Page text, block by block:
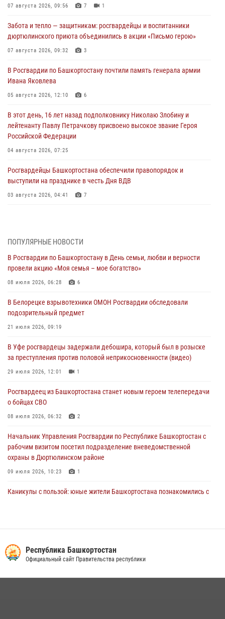
07 августа 2026, 09:56 7 1
Забота и тепло — защитникам: росгвардейцы и воспитанники
дюртюлинского приюта объединились в акции «Письмо герою»
07 августа 2026, 09:32 3
В Росгвардии по Башкортостану почтили память генерала армии
Ивана Яковлева
05 августа 2026, 12:10 6
В этот день, 16 лет назад подполковнику Николаю Злобину и
лейтенанту Павлу Петрачкову присвоено высокое звание Героя
Российской Федерации
04 августа 2026, 07:25
Росгвардейцы Башкортостана обеспечили правопорядок и
выступили на празднике в честь Дня ВДВ
03 августа 2026, 04:41 7
03 августа 2026, 04:30 8
В Башкирии росгвардейцы провели волейбольный турнир на
открытом воздухе
03 августа 2026, 04:29
В Уфе росгвардейцы по горячим следам задержали
подозреваемого в открытом хищении из аптеки (видео)
03 августа 2026, 04:15
Начальник отделения учёта и комплектования Росгвардии
Башкортостана ответил на вопросы граждан
30 июля 2026, 12:54
В Уфе росгвардецы задержали дебошира, который был в розыске
за преступления против половой неприкосновенности (видео)
29 июля 2026, 12:01 1
ПОПУЛЯРНЫЕ НОВОСТИ
В Росгвардии по Башкортостану в День семьи, любви и верности
провели акцию «Моя семья – мое богатство»
08 июля 2026, 06:28 6
В Белорецке взрывотехники ОМОН Росгвардии обследовали
подозрительный предмет
21 июля 2026, 09:19
В Уфе росгвардецы задержали дебошира, который был в розыске
за преступления против половой неприкосновенности (видео)
29 июля 2026, 12:01 1
Росгвардеец из Башкортостана станет новым героем телепередачи
о бойцах СВО
08 июля 2026, 06:32 2
Начальник Управления Росгвардии по Республике Башкортостан с
рабочим визитом посетил подразделение вневедомственной
охраны в Дюртюлинском районе
09 июля 2026, 10:23 1
Каникулы с пользой: юные жители Башкортостана познакомились с
угрожавшего ножом продавцу магазина
08 июля 2026, 11:22
Республика Башкортостан
Официальный сайт Правительства республики